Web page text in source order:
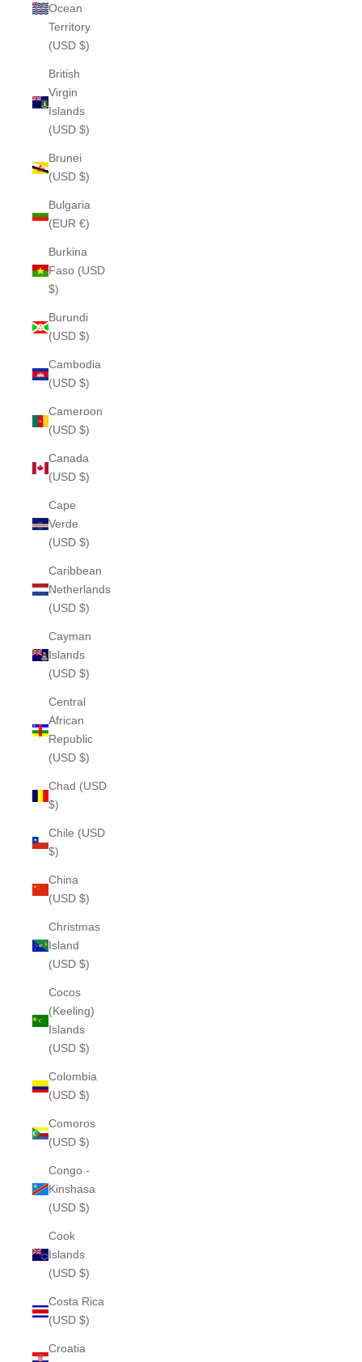
Ocean
Territory
(USD $)
British
Virgin
Islands
(USD $)
Brunei
(USD $)
Bulgaria
(EUR €)
Burkina
Faso (USD
$)
Burundi
(USD $)
Cambodia
(USD $)
Cameroon
(USD $)
Canada
(USD $)
Cape
Verde
(USD $)
Caribbean
Netherlands
(USD $)
Cayman
Islands
(USD $)
Central
African
Republic
(USD $)
Chad (USD
$)
Chile (USD
$)
China
(USD $)
Christmas
Island
(USD $)
Cocos
(Keeling)
Islands
(USD $)
Colombia
(USD $)
Comoros
(USD $)
Congo -
Kinshasa
(USD $)
Cook
Islands
(USD $)
Costa Rica
(USD $)
Croatia